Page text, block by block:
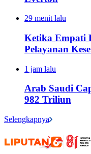
29 menit lalu
Ketika Empati
Pelayanan
1 jam lalu
Arab Saudi
982 Triliun
Selengkapnya